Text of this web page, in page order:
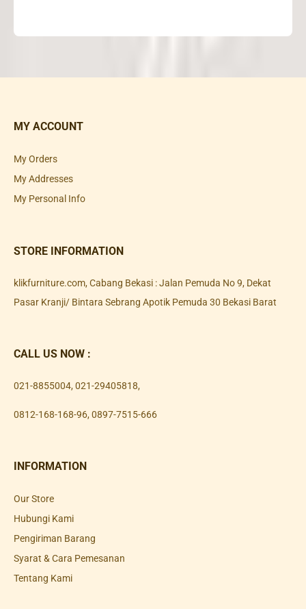
MY ACCOUNT
My Orders
My Addresses
My Personal Info
STORE INFORMATION
klikfurniture.com, Cabang Bekasi : Jalan Pemuda No 9, Dekat
Pasar Kranji/ Bintara Sebrang Apotik Pemuda 30 Bekasi Barat
CALL US NOW :
021-8855004, 021-29405818,
0812-168-168-96, 0897-7515-666
INFORMATION
Our Store
Hubungi Kami
Pengiriman Barang
Syarat & Cara Pemesanan
Tentang Kami